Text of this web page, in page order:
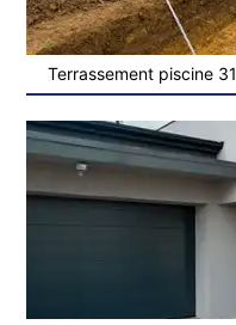
Terrassement piscine 31